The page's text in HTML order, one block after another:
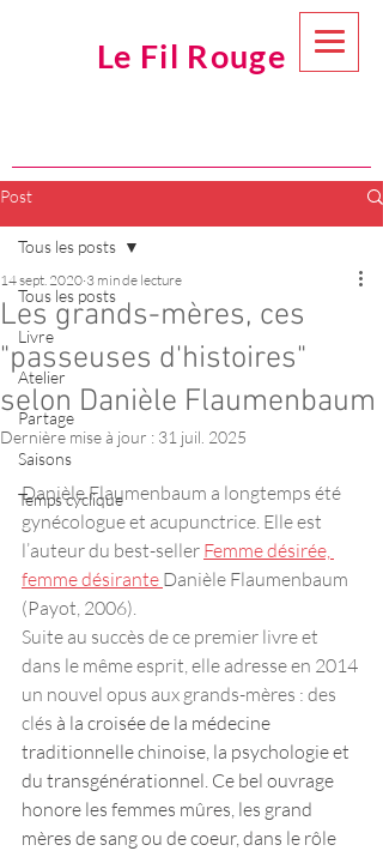
Le Fil Rouge
Post
Tous les posts
Livre
Atelier
Partage
Saisons
Temps cyclique
Tous les posts
Les grands-mères, ces
"passeuses d'histoires"
selon Danièle Flaumenbaum
14 sept. 2020 3 min de lecture
Dernière mise à jour : 31 juil. 2025
Danièle Flaumenbaum a longtemps été
gynécologue et acupunctrice. Elle est
l’auteur du best-seller Femme désirée,
femme désirante Danièle Flaumenbaum
(Payot, 2006).
Suite au succès de ce premier livre et
dans le même esprit, elle adresse en 2014
un nouvel opus aux grands-mères : des
clés à la croisée de la médecine
traditionnelle chinoise, la psychologie et
du transgénérationnel. Ce bel ouvrage
honore les femmes mûres, les grand
mères de sang ou de coeur, dans le rôle